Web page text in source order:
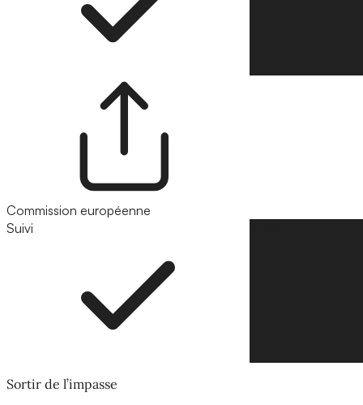
Commission européenne
Suivi
Sortir de l’impasse